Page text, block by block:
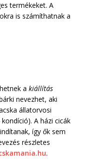
termékeket. A
is számíthatnak a
a kiállítás
nevezhet, aki
állatorvosi
A házi cicák
így ők sem
részletes
.